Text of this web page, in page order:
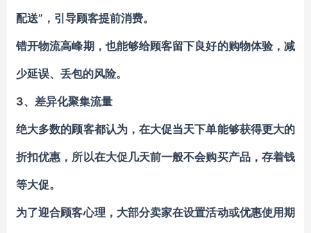
配送”，引导顾客提前消费。
错开物流高峰期，也能够给顾客留下良好的购物体验，减
少延误、丢包的风险。
3、差异化聚集流量
绝大多数的顾客都认为，在大促当天下单能够获得更大的
折扣优惠，所以在大促几天前一般不会购买产品，存着钱
等大促。
为了迎合顾客心理，大部分卖家在设置活动或优惠使用期